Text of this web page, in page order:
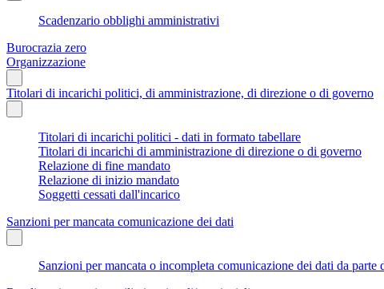
Scadenzario obblighi amministrativi
Burocrazia zero
Organizzazione
Titolari di incarichi politici, di amministrazione, di direzione o di governo
Titolari di incarichi politici - dati in formato tabellare
Titolari di incarichi di amministrazione di direzione o di governo
Relazione di fine mandato
Relazione di inizio mandato
Soggetti cessati dall'incarico
Sanzioni per mancata comunicazione dei dati
Sanzioni per mancata o incompleta comunicazione dei dati da